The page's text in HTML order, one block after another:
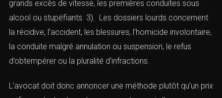
ordonnance pénale exige une analyse de l’opportunité
de contester. Une audience correctionnelle exige une
préparation. Un accident corporel exige une défense
pénale et parfois indemnitaire. Une récidive exige une
stratégie plus poussée.
1). Les dossiers les plus simples concernent souvent les